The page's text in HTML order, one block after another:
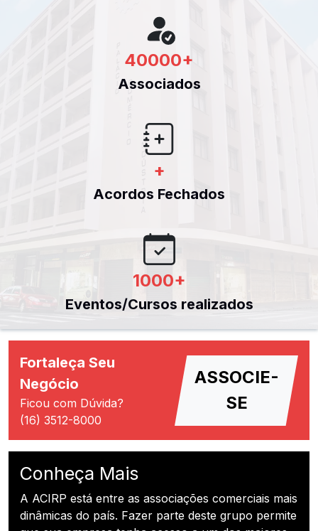
40000+
Associados
+
Acordos Fechados
1000+
Eventos/Cursos realizados
Fortaleça Seu
Negócio
Ficou com Dúvida?
(16) 3512-8000
ASSOCIE-
SE
Conheça Mais
A ACIRP está entre as associações comerciais mais
dinâmicas do país. Fazer parte deste grupo permite